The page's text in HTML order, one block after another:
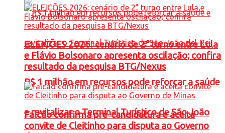
R$ 1 milhão em recursos pode reforçar a saúde
e revitalizar o Terminal Turístico de São João
ELEIÇÕES 2026: cenário de 2° turno entre Lula
e Flávio Bolsonaro apresenta oscilação; confira
resultado da pesquisa BTG/Nexus
Falcão confirma pré-candidatura e aceita
convite de Cleitinho para disputa ao Governo